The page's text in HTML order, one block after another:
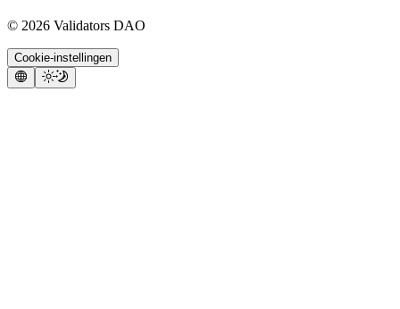
© 2026 Validators DAO
Cookie-instellingen